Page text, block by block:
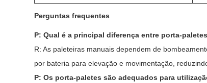
Perguntas frequentes
P: Qual é a principal diferença entre porta-
R: As paleteiras manuais dependem de
por bateria para elevação e movimentação,
P: Os porta-paletes são adequados para